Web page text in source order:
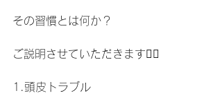
その習慣とは何か？
ご説明させていただきます🙇‍♂️
1.頭皮トラブル